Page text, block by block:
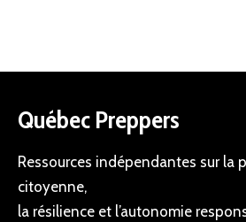
Québec Preppers
Ressources indépendantes sur la
citoyenne,
la résilience et l’autonomie